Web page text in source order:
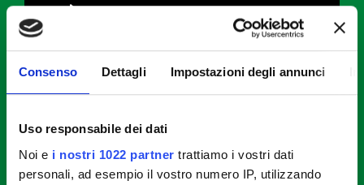
Consenso Dettagli Impostazioni degli annunci
Uso responsabile dei dati
Noi e i nostri 1022 partner trattiamo i vostri dati
personali, ad esempio il vostro numero IP, utilizzando
Come preparare i Fresh Spring
STEP 1